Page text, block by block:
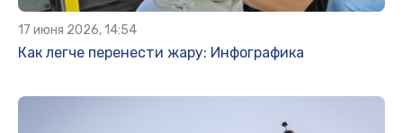
17 июня 2026, 14:54
Как легче перенести жару: Инфографика